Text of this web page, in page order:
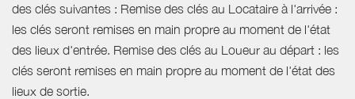
des clés suivantes : Remise des clés au Locataire à l'arrivée :
les clés seront remises en main propre au moment de l'état
des lieux d'entrée. Remise des clés au Loueur au départ : les
clés seront remises en main propre au moment de l'état des
lieux de sortie.